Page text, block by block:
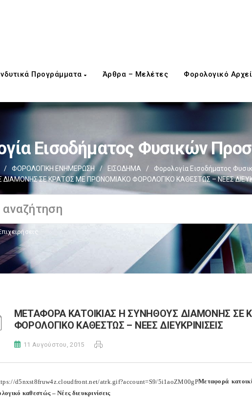
Προγράμματα Άρθρα – Μελέτες Φορολογικό
Εισοδήματος Φυσικών
/ ΦΟΡΟΛΟΓΙΚΗ ΕΝΗΜΕΡΩΣΗ / ΕΙΣΟΔΗΜΑ / Φορολογία Εισοδήματος
ΣΕ ΚΡΑΤΟΣ ΜΕ ΠΡΟΝΟΜΙΑΚΟ ΦΟΡΟΛΟΓΙΚΟ ΚΑΘΕΣΤΩΣ – ΝΕΕΣ
ΜΕΤΑΦΟΡΑ ΚΑΤΟΙΚΙΑΣ Η ΣΥΝΗΘΟΥΣ ΔΙΑΜΟΝΗΣ ΣΕ
ΦΟΡΟΛΟΓΙΚΟ ΚΑΘΕΣΤΩΣ – ΝΕΕΣ ΔΙΕΥΚΡΙΝΙΣΕΙΣ
11 Αυγούστου, 2015
Μεταφορά
καθεστώς – Νέες διευκρινίσεις